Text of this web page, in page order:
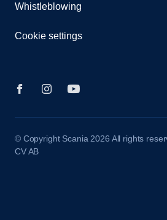
Whistleblowing
Cookie settings
© Copyright Scania 2026 All rights
CV AB